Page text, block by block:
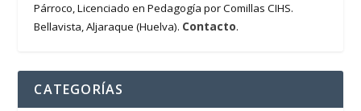
Párroco, Licenciado en Pedagogía por Comillas CIHS.
Bellavista, Aljaraque (Huelva). Contacto.
CATEGORÍAS